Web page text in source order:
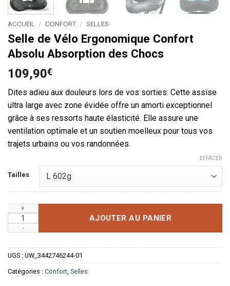
ACCUEIL / CONFORT / SELLES
Selle de Vélo Ergonomique Confort
Absolu Absorption des Chocs
109,90€
Dites adieu aux douleurs lors de vos sorties. Cette assise
ultra large avec zone évidée offre un amorti exceptionnel
grâce à ses ressorts haute élasticité. Elle assure une
ventilation optimale et un soutien moelleux pour tous vos
trajets urbains ou vos randonnées.
Tailles
EFFACER
quantité de Selle de Vélo Ergonomique Confort Absolu
AJOUTER AU PANIER
UGS : UW_3442746244-01
Catégories : Confort, Selles